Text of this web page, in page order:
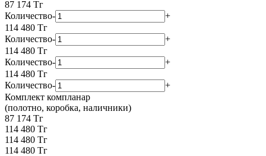
87 174 Тг
Количество-
+
114 480 Тг
Количество-
+
114 480 Тг
Количество-
+
114 480 Тг
Количество-
+
Комплект компланар
(полотно, коробка, наличники)
87 174 Тг
114 480 Тг
114 480 Тг
114 480 Тг